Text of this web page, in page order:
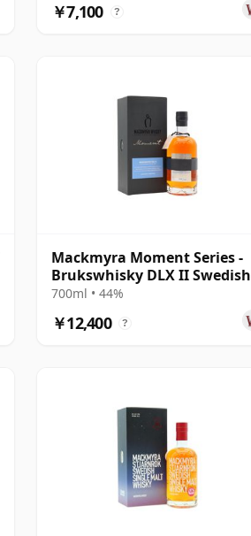
￥7,100 ?
Mackmyra Moment Series -
Brukswhisky DLX II Swedish
Single 2012 9年
700ml • 44%
￥12,400 ?